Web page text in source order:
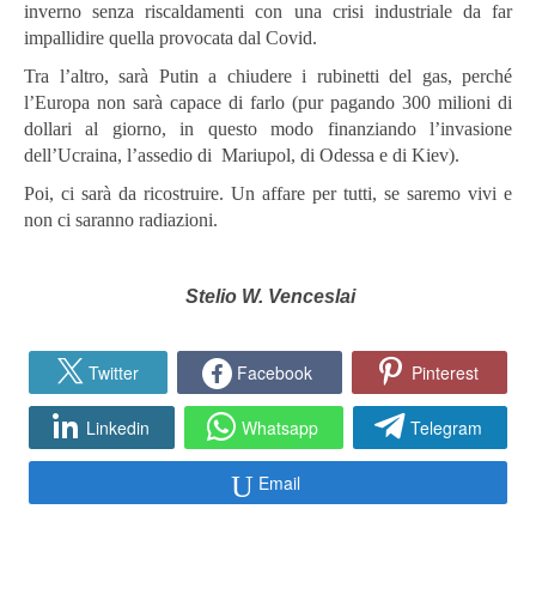
inverno senza riscaldamenti con una crisi industriale da far
impallidire quella provocata dal Covid.
Tra l’altro, sarà Putin a chiudere i rubinetti del gas, perché
l’Europa non sarà capace di farlo (pur pagando 300 milioni di
dollari al giorno, in questo modo finanziando l’invasione
dell’Ucraina, l’assedio di Mariupol, di Odessa e di Kiev).
Poi, ci sarà da ricostruire. Un affare per tutti, se saremo vivi e
non ci saranno radiazioni.
Stelio W. Venceslai
Twitter Facebook Pinterest
Linkedin Whatsapp Telegram
Email